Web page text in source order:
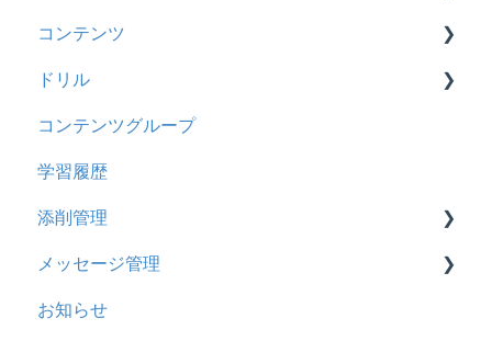
管理ユーザー・受講ユーザー
履歴
コンテンツ
CSV
ドキュメント
ビデオ
ドリル
2025年3月アップデート
2024年12月アップデート
2024年8月アップデート
2024年5月アップデート
2023年12月アップデート
2023年11月アップデート
2023年8月アップデート
【旧レイアウト】ユーザー編集について
【旧レイアウト】ユーザーグループ設定
基本操作
新レイアウト
旧レイアウト
コース詳細設定の参考
ストレスチェック
CSVについて
コンテンツ
ビデオ
ドキュメント
多言語表示
リンク
ドリル
概要
問題について
ドリルについて
【問題・ドリル】の参考
ドリルスキンについて
コンテンツグループ
学習履歴
添削管理
概要
基本操作
メッセージ管理
基本操作
お知らせ